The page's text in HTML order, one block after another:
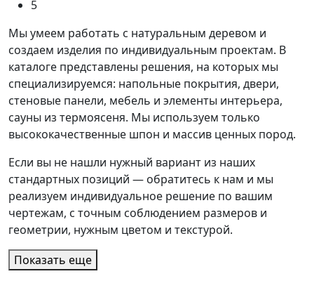
5
Мы умеем работать с натуральным деревом и
создаем изделия по индивидуальным проектам. В
каталоге представлены решения, на которых мы
специализируемся: напольные покрытия, двери,
стеновые панели, мебель и элементы интерьера,
сауны из термоясеня. Мы используем только
высококачественные шпон и массив ценных пород.
Если вы не нашли нужный вариант из наших
стандартных позиций — обратитесь к нам и мы
реализуем индивидуальное решение по вашим
чертежам, с точным соблюдением размеров и
геометрии, нужным цветом и текстурой.
Показать еще